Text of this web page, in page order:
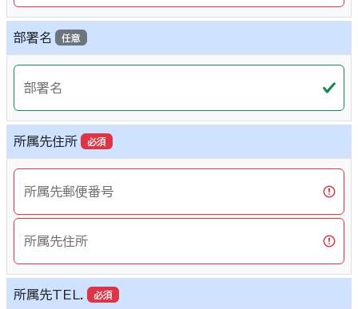
部署名 任意
部署名
所属先住所 必須
所属先郵便番号
所属先住所
所属先TEL. 必須